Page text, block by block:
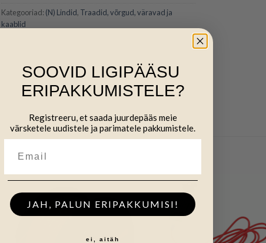
Kategooriad: (N) Lindid, Traadid, võrgud, väravad ja
kaablid
SOOVID LIGIPÄÄSU
ERIPAKKUMISTELE?
Registreeru, et saada juurdepääs meie
värsketele uudistele ja parimatele pakkumistele.
JAH, PALUN ERIPAKKUMISI!
ei, aitäh